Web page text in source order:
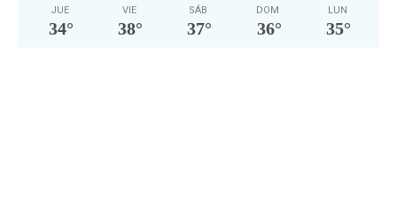
JUE
34°
VIE
38°
SÁB
37°
DOM
36°
LUN
35°